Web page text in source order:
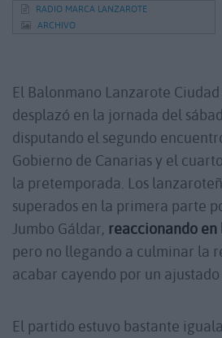
RADIO MARCA LANZAROTE
ARCHIVO
El Balonmano Lanzarote
desplazó en la jornada del
disputando el segundo
Gobierno de Canarias y el
la pretemporada. Los
superados en la primera parte
Jumbo Gáldar, reaccionando en
pero no llegando a culminar la
acabar cayendo por un ajustado
El partido estuvo bastante